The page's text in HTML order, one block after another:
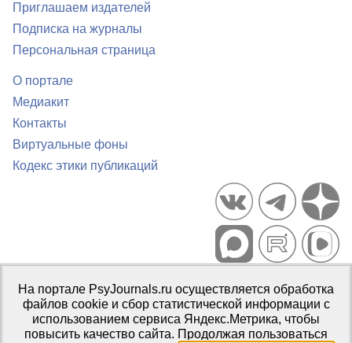
Приглашаем издателей
Подписка на журналы
Персональная страница
О портале
Медиакит
Контакты
Виртуальные фоны
Кодекс этики публикаций
Портал психологических изданий PsyJournals.ru, 2007–2026
Правила использования материалов
Свидетельство регистрации СМИЭл № ФС77-66447 от 14 июля
2016 г.
На портале PsyJournals.ru осуществляется обработка
файлов cookie и сбор статистической информации с
использованием сервиса Яндекс.Метрика, чтобы
повысить качество сайта. Продолжая пользоваться